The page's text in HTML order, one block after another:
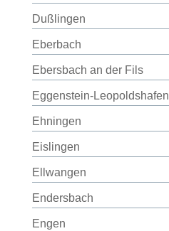
Dußlingen
Eberbach
Ebersbach an der Fils
Eggenstein-Leopoldshafen
Ehningen
Eislingen
Ellwangen
Endersbach
Engen